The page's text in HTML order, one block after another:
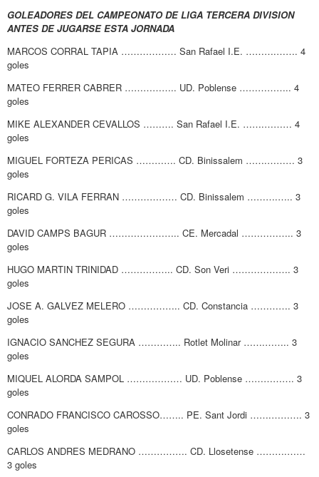
GOLEADORES DEL CAMPEONATO DE LIGA TERCERA DIVISION
ANTES DE JUGARSE ESTA JORNADA
MARCOS CORRAL TAPIA ……………… San Rafael I.E. ……….……. 4
goles
MATEO FERRER CABRER …………….. UD. Poblense …………….. 4
goles
MIKE ALEXANDER CEVALLOS ………. San Rafael I.E. …….……… 4
goles
MIGUEL FORTEZA PERICAS …………. CD. Binissalem …….……… 3
goles
RICARD G. VILA FERRAN ……………… CD. Binissalem ……….….. 3
goles
DAVID CAMPS BAGUR ………………….. CE. Mercadal …………….. 3
goles
HUGO MARTIN TRINIDAD …………….. CD. Son Veri ………………. 3
goles
JOSE A. GALVEZ MELERO …………….. CD. Constancia …………. 3
goles
IGNACIO SANCHEZ SEGURA ………….. Rotlet Molinar …….…….. 3
goles
MIQUEL ALORDA SAMPOL ……………… UD. Poblense ……………. 3
goles
CONRADO FRANCISCO CAROSSO…….. PE. Sant Jordi …….………. 3
goles
CARLOS ANDRES MEDRANO ……………. CD. Llosetense ……….……
3 goles